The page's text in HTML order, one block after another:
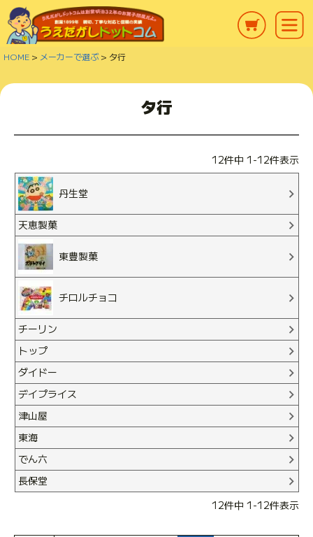
HOME メーカーで選ぶ タ行
タ行
12件中 1 -12件表示
丹生堂
天恵製菓
東豊製菓
チロルチョコ
チーリン
トップ
ダイドー
デイプライス
津山屋
東海
でん六
長保堂
12件中 1 -12件表示